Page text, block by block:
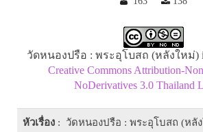
วัดหนองปรือ : พระอุโบสถ (หลังใหม่) is
Creative Commons Attribution-
NoDerivatives 3.0 Thailand
หัวเรื่อง : วัดหนองปรือ : พระอุโบสถ (หลั